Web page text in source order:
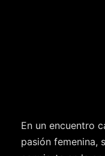
En un encuentro
pasión femenina,